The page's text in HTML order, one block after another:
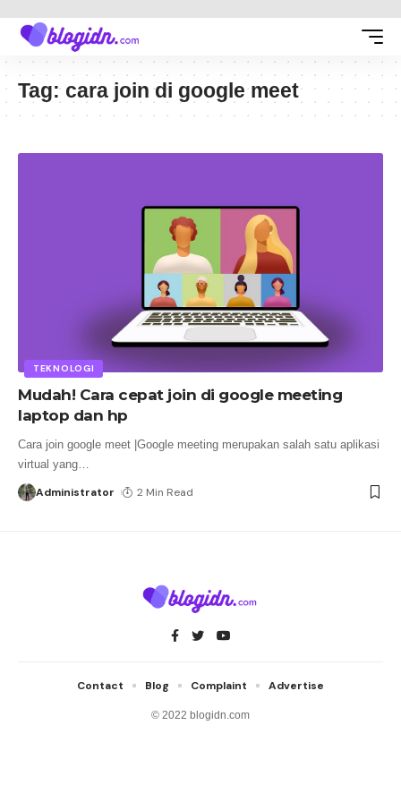
Tag: cara join di google meet
TEKNOLOGI
Mudah! Cara cepat join di google meeting
laptop dan hp
Cara join google meet |Google meeting merupakan salah satu aplikasi
virtual yang
Administrator 2 Min Read
© 2022 blogidn.com
Contact Blog Complaint Advertise